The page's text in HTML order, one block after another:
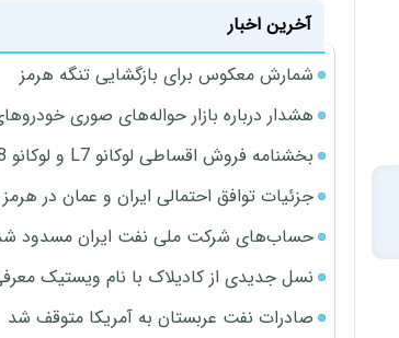
آخرین اخبار
شمارش معکوس برای بازگشایی تنگه هرمز
هشدار درباره بازار حواله‌های صوری
بخشنامه فروش اقساطی لوکانو L7 و لوکانو L8 (مرداد 1405)
جزئیات توافق احتمالی ایران و عمان در هرمز
حساب‌های شرکت ملی نفت ایران مسدود
نسل جدیدی از کادیلاک با نام ویستیک
صادرات نفت عربستان به آمریکا متوقف شد